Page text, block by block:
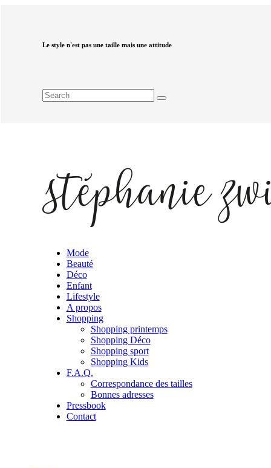
Le style n'est pas une taille mais une attitude
Mode
Beauté
Déco
Enfant
Lifestyle
A propos
Shopping
Shopping printemps
Shopping Déco
Shopping sport
Shopping Kids
F.A.Q.
Correspondance des tailles
Bonnes adresses
Pressbook
Contact